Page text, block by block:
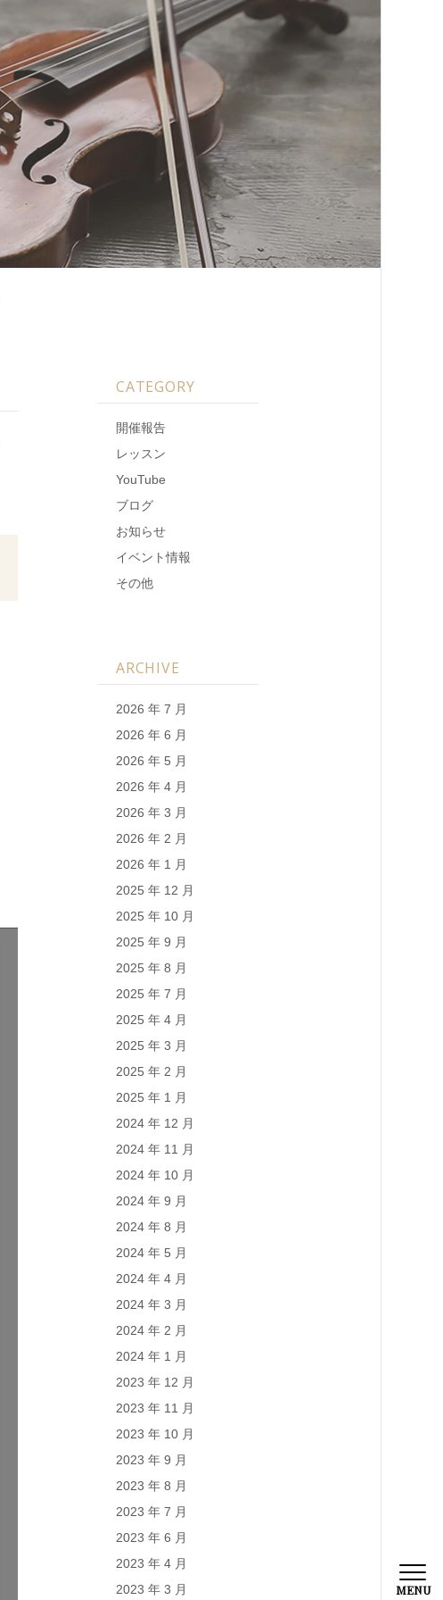
CATEGORY
開催報告
レッスン
YouTube
ブログ
お知らせ
イベント情報
その他
ARCHIVE
2026 年 7 月
2026 年 6 月
2026 年 5 月
2026 年 4 月
2026 年 3 月
2026 年 2 月
2026 年 1 月
2025 年 12 月
2025 年 10 月
2025 年 9 月
2025 年 8 月
2025 年 7 月
2025 年 4 月
2025 年 3 月
2025 年 2 月
2025 年 1 月
2024 年 12 月
2024 年 11 月
2024 年 10 月
2024 年 9 月
2024 年 8 月
2024 年 5 月
2024 年 4 月
2024 年 3 月
2024 年 2 月
2024 年 1 月
2023 年 12 月
2023 年 11 月
2023 年 10 月
2023 年 9 月
2023 年 8 月
2023 年 7 月
2023 年 6 月
2023 年 4 月
2023 年 3 月